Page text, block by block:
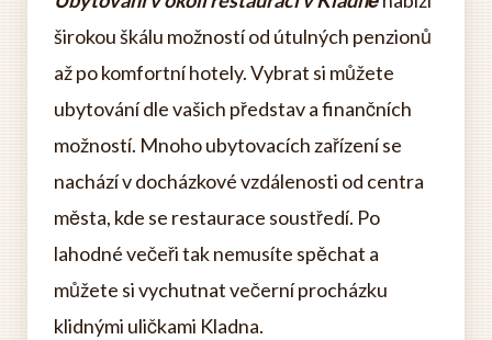
širokou škálu možností od útulných penzionů
až po komfortní hotely. Vybrat si můžete
ubytování dle vašich představ a finančních
možností. Mnoho ubytovacích zařízení se
nachází v docházkové vzdálenosti od centra
města, kde se restaurace soustředí. Po
lahodné večeři tak nemusíte spěchat a
můžete si vychutnat večerní procházku
klidnými uličkami Kladna.